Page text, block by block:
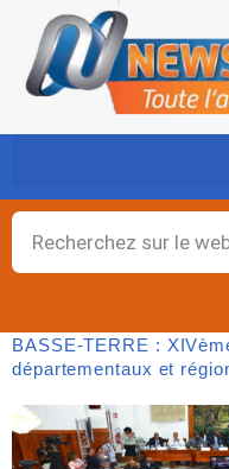
contenu
Rechercher
BASSE-TERRE :
départementaux et